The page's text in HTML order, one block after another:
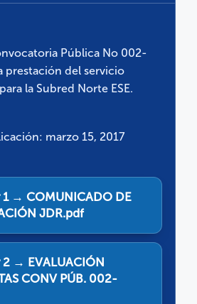
Pública No 002-
prestación del servicio
la Subred Norte ESE.
marzo 15, 2017
1 → COMUNICADO DE
JDR.pdf
2 → EVALUACIÓN
CONV PÚB. 002-